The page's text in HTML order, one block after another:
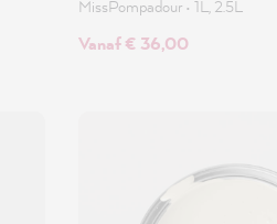
MissPompadour • 1L, 2.5L
Vanaf € 36,00